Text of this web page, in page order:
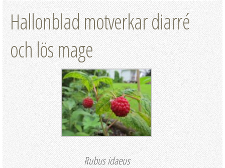
Hallonblad motverkar diarré
och lös mage
Rubus idaeus